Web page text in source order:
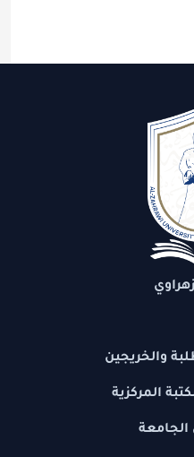
والخريجين
المركزية